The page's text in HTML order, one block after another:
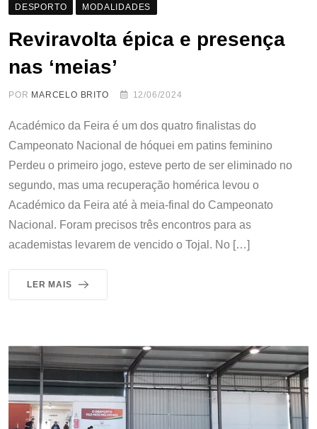
DESPORTO MODALIDADES
Reviravolta épica e presença
nas ‘meias’
POR MARCELO BRITO 12/06/2024
Académico da Feira é um dos quatro finalistas do
Campeonato Nacional de hóquei em patins feminino
Perdeu o primeiro jogo, esteve perto de ser eliminado no
segundo, mas uma recuperação homérica levou o
Académico da Feira até à meia-final do Campeonato
Nacional. Foram precisos três encontros para as
academistas levarem de vencido o Tojal. No […]
LER MAIS